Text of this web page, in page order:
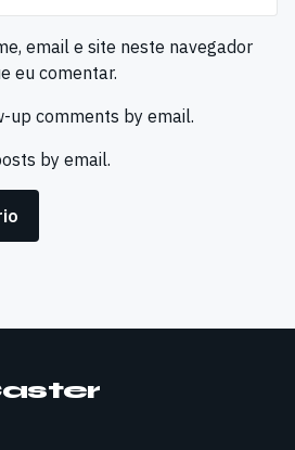
email e site neste navegador
eu comentar.
up comments by email.
by email.